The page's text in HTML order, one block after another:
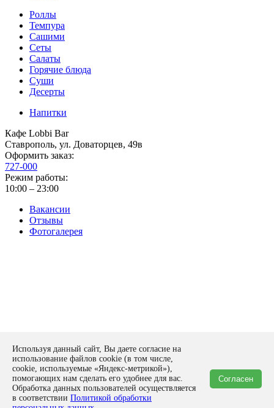
Роллы
Темпура
Сашими
Сеты
Салаты
Горячие блюда
Суши
Десерты
Напитки
Кафе Lobbi Bar
Ставрополь, ул. Доваторцев, 49в
Оформить заказ:
727-000
Режим работы:
10:00 – 23:00
Вакансии
Отзывы
Фотогалерея
Политика конфиденциальности
Оставить заявку
form
Спасибо!
Ваша заявка отправлена на рассмотрение нашим экспертам!
Закрыть
Используя данный сайт, Вы даете согласие на
использование файлов cookie (в том числе,
cookie, используемые «Яндекс-метрикой»),
помогающих нам сделать его удобнее для вас.
Обработка данных пользователей осуществляется
в соответствии Политикой обработки
Согласен